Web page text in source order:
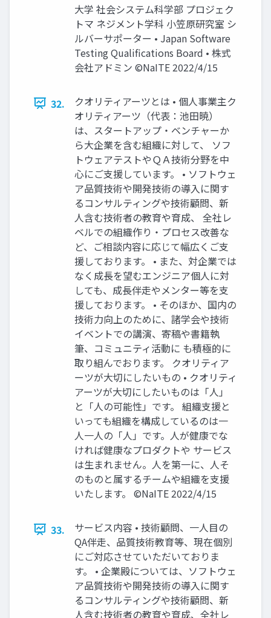
大学 社会システム科学部 プロジェク
トマ ネジメント学科 小笠原研究室 シ
ルバーサポーター • Japan Software
Testing Qualifications Board • 株式
会社アドミン ©NaITE 2022/4/15
32.
クオリティアーツとは • 個人事業主ク
オリティアーツ（代表：池田暁）
は、スタートアップ・ベンチャーか
ら大企業を含む組織に対して、 ソフ
トウェアテストやＱＡ技術分野を中
心にご支援しています。 • ソフトウェ
ア品質技術や開発技術の導入に関す
るコンサルティングや技術顧問、新
人含む技術者の教育や育成、 全社レ
ベルでの組織作り・プロセス改善な
ど、ご相談内容に応じて幅広くご支
援しております。 • また、対企業では
なく成長を望むエンジニア個人に対
しても、成長伴走やメンター等を支
援しております。 • そのほか、国内の
技術力向上のために、諸学会や技術
イベントでの講演、寄稿や書籍執
筆、コミュニティ活動に も積極的に
取り組んでおります。 クオリティア
ーツが大切にしたいもの • クオリティ
アーツが大切にしたいものは「人」
と「人の可能性」です。 組織支援と
いっても組織を構成しているのは一
人一人の「人」です。人が健康でな
ければ健康なプロダクトや サービス
は生まれません。人を第一に、人そ
のものと属するチームや組織を支援
いたします。 ©NaITE 2022/4/15
33.
サービス内容 • 技術顧問、一人目の
QA伴走、品質技術教育等、現在個別
にご対応させていただいておりま
す。 • 企業殿については、ソフトウェ
ア品質技術や開発技術の導入に関す
るコンサルティングや技術顧問、新
人含む技術者の教育や育成、全社レ